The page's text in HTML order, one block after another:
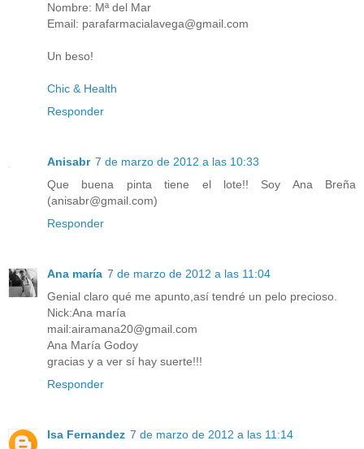
Nombre: Mª del Mar
Email: parafarmacialavega@gmail.com
Un beso!
Chic & Health
Responder
Anisabr 7 de marzo de 2012 a las 10:33
Que buena pinta tiene el lote!! Soy Ana Breña
(anisabr@gmail.com)
Responder
Ana maría 7 de marzo de 2012 a las 11:04
Genial claro qué me apunto,así tendré un pelo precioso.
Nick:Ana maría
mail:airamana20@gmail.com
Ana María Godoy
gracias y a ver sí hay suerte!!!
Responder
Isa Fernandez 7 de marzo de 2012 a las 11:14